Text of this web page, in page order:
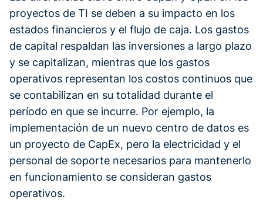
proyectos de TI se deben a su impacto en los
estados financieros y el flujo de caja. Los gastos
de capital respaldan las inversiones a largo plazo
y se capitalizan, mientras que los gastos
operativos representan los costos continuos que
se contabilizan en su totalidad durante el
período en que se incurre. Por ejemplo, la
implementación de un nuevo centro de datos es
un proyecto de CapEx, pero la electricidad y el
personal de soporte necesarios para mantenerlo
en funcionamiento se consideran gastos
operativos.